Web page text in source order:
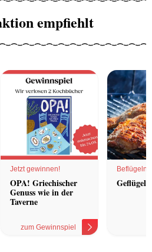
empfiehlt
Jetzt gewinnen!
OPA! Griechischer
Genuss wie in der
Taverne
zum Gewinnspiel
Geflügel